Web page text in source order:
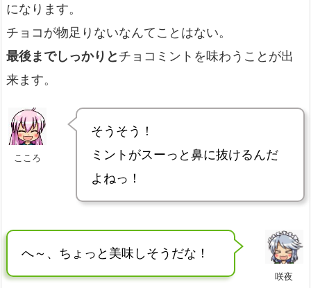
になります。
チョコが物足りないなんてことはない。
最後までしっかりとチョコミントを味わうことが出
来ます。
こころ
そうそう！
ミントがスーっと鼻に抜けるんだ
よねっ！
咲夜
へ～、ちょっと美味しそうだな！